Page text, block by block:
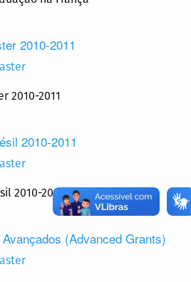
2010-2011
2010-2011
2010-2011
2010-2011
(Advanced Grants)